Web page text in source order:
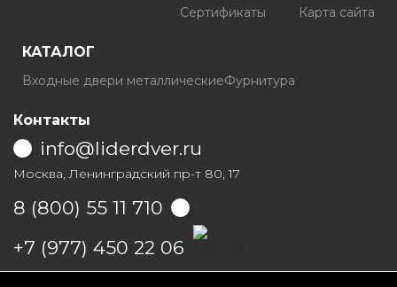
Сертификаты
Карта сайта
КАТАЛОГ
Входные двери металлическиеФурнитура
Контакты
info@liderdver.ru
Москва, Ленинградский пр-т 80, 17
8 (800) 55 11 710
+7 (977) 450 22 06
Написать на Whatsapp